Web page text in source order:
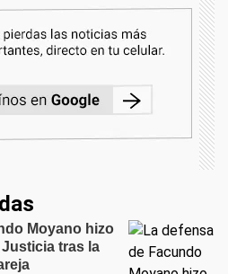
Moyano hizo
tras la